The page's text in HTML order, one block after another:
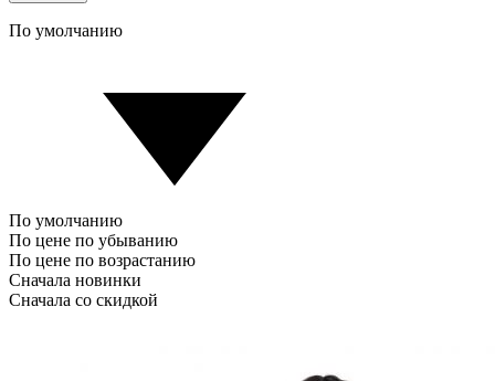
По умолчанию
По умолчанию
По цене по убыванию
По цене по возрастанию
Сначала новинки
Сначала со скидкой